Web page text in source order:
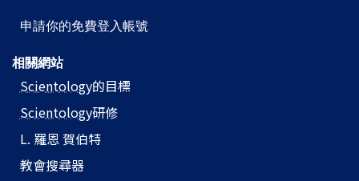
申請你的免費登入帳號
相關網站
Scientology的目標
Scientology研修
L. 羅恩 賀伯特
教會搜尋器